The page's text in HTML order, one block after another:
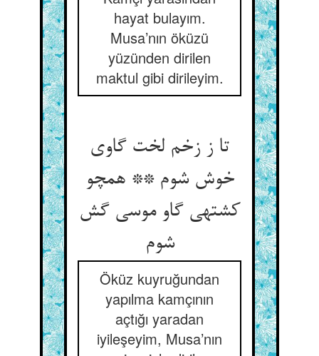
hayat bulayım.
Musa’nın öküzü
yüzünden dirilen
maktul gibi dirileyim.
تا ز زخم لخت گاوی
خوش شوم ** همچو
کشته‏ی گاو موسی گش
شوم‏
Öküz kuyruğundan
yapılma kamçının
açtığı yaradan
iyileşeyim, Musa’nın